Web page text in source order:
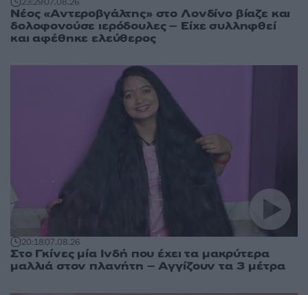
23:2907.08.26
Νέος «Αντεροβγάλτης» στο Λονδίνο βίαζε και
δολοφονούσε ιερόδουλες – Είχε συλληφθεί
και αφέθηκε ελεύθερος
20:1807.08.26
Στο Γκίνες μία Ινδή που έχει τα μακρύτερα
μαλλιά στον πλανήτη – Αγγίζουν τα 3 μέτρα